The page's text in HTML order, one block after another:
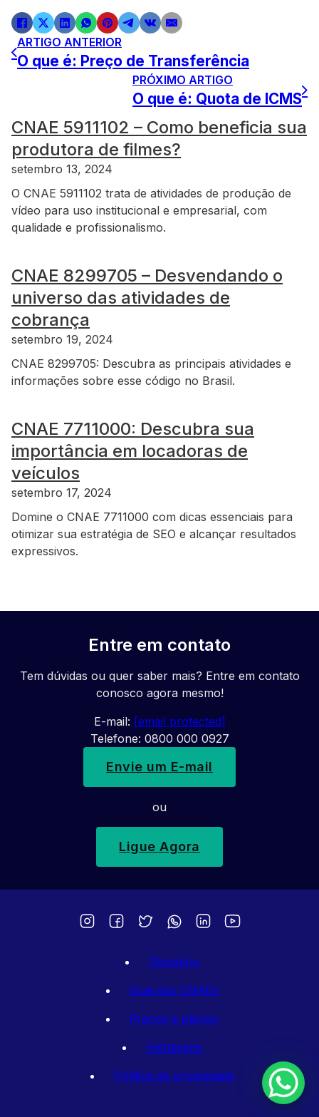
ARTIGO ANTERIOR
O que é: Preço de Transferência
PRÓXIMO ARTIGO
O que é: Quota de ICMS
CNAE 5911102 – Como beneficia sua
produtora de filmes?
setembro 13, 2024
O CNAE 5911102 trata de atividades de produção de
vídeo para uso institucional e empresarial, com
qualidade e profissionalismo.
CNAE 8299705 – Desvendando o
universo das atividades de
cobrança
setembro 19, 2024
CNAE 8299705: Descubra as principais atividades e
informações sobre esse código no Brasil.
CNAE 7711000: Descubra sua
importância em locadoras de
veículos
setembro 17, 2024
Domine o CNAE 7711000 com dicas essenciais para
otimizar sua estratégia de SEO e alcançar resultados
expressivos.
Entre em contato
Tem dúvidas ou quer saber mais? Entre em contato
conosco agora mesmo!
E-mail: [email protected]
Telefone: 0800 000 0927
Envie um E-mail
ou
Ligue Agora
Glossário
Guia dos CNAEs
Preços e planos
Vantagens
Política de privacidade